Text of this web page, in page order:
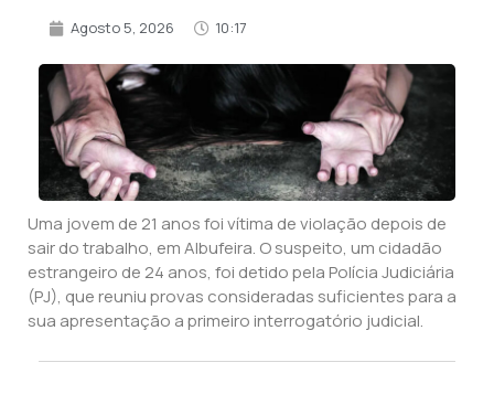
Agosto 5, 2026 10:17
Uma jovem de 21 anos foi vítima de violação depois de
sair do trabalho, em Albufeira. O suspeito, um cidadão
estrangeiro de 24 anos, foi detido pela Polícia Judiciária
(PJ), que reuniu provas consideradas suficientes para a
sua apresentação a primeiro interrogatório judicial.